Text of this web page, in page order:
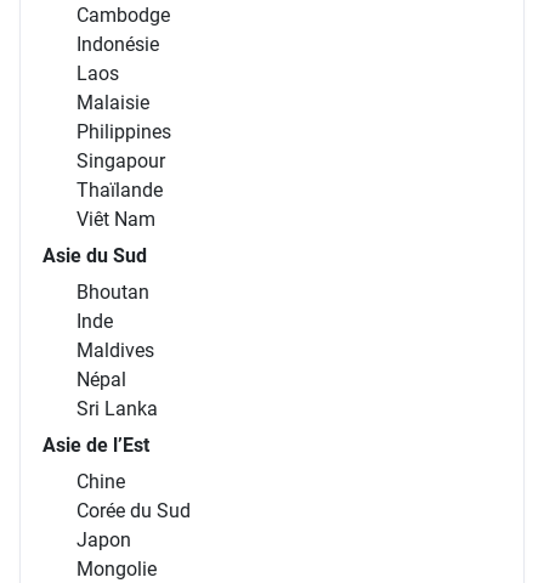
Cambodge
Indonésie
Laos
Malaisie
Philippines
Singapour
Thaïlande
Viêt Nam
Asie du Sud
Bhoutan
Inde
Maldives
Népal
Sri Lanka
Asie de l’Est
Chine
Corée du Sud
Japon
Mongolie